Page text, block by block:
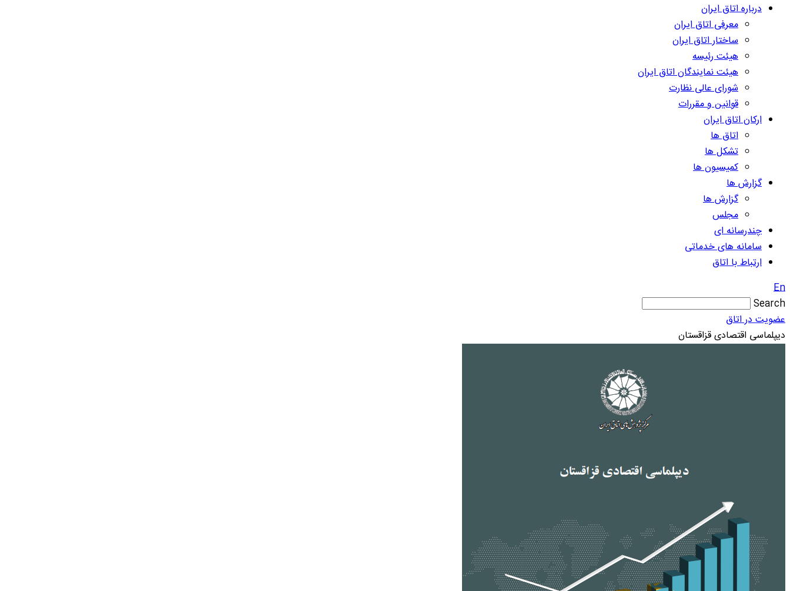
درباره اتاق ایران
معرفی اتاق ایران
ساختار اتاق ایران
هیئت رئیسه
هیئت نمایندگان اتاق ایران
شورای عالی نظارت
قوانین و مقررات
ارکان اتاق ایران
اتاق ها
تشکل ها
کمیسیون ها
گزارش ها
گزارش ها
مجلس
چندرسانه ای
سامانه های خدماتی
ارتباط با اتاق
En
Search
عضویت در اتاق
دیپلماسی اقتصادی قزاقستان